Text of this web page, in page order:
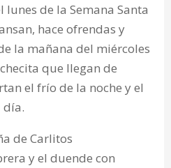
lunes de la Semana Santa
hace ofrendas y
la mañana del miércoles
que llegan de
el frío de la noche y el
día.
y el duende con